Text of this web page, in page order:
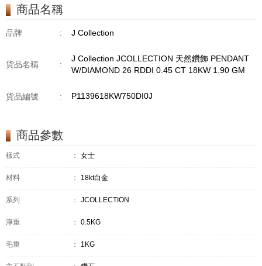
商品名稱
品牌 : J Collection
貨品名稱 :
J Collection JCOLLECTION 天然鑽飾 PENDANT
W/DIAMOND 26 RDDI 0.45 CT 18KW 1.90 GM
貨品編號 : P1139618KW750DI0J
商品參數
樣式 ： 女士
材料 ： 18kt白金
系列 ： JCOLLECTION
淨重 ： 0.5KG
毛重 ： 1KG